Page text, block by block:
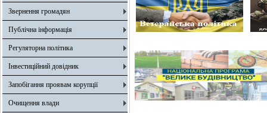
Звернення громадян
Публічна інформація
Регуляторна політика
Інвестиційний довідник
Запобігання проявам корупції
Очищення влади